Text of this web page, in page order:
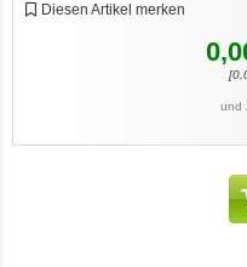
Ente, Reis und
Diesen Artikel merken
[
und